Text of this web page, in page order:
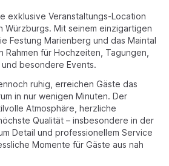
exklusive Veranstaltungs-Location
Würzburgs. Mit seinem einzigartigen
Festung Marienberg und das Maintal
für Hochzeiten, Tagungen,
besondere Events.
ruhig, erreichen Gäste das
in nur wenigen Minuten. Der
Atmosphäre, herzliche
Qualität – insbesondere in der
Detail und professionellem Service
Momente für Gäste aus nah